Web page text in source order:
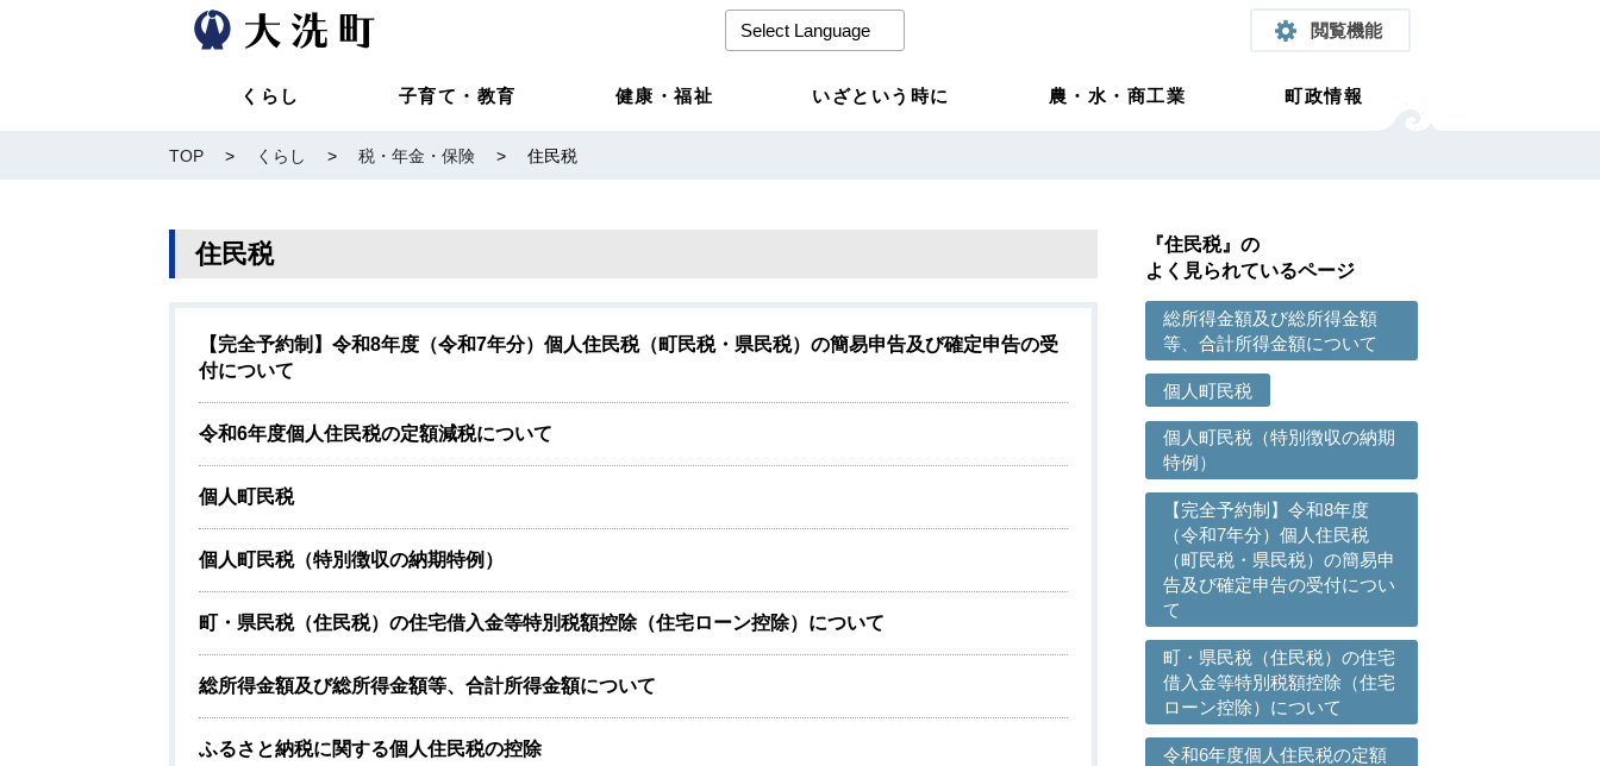
閲覧機能
くらし 子育て・教育 健康・福祉 いざという時に 農・水・商工業 町政情報
TOP > くらし > 税・年金・保険 > 住民税
住民税
【完全予約制】令和8年度（令和7年分）個人住民税（町民税・県民税）の簡易申告及び確定申告の受
付について
令和6年度個人住民税の定額減税について
個人町民税
個人町民税（特別徴収の納期特例）
町・県民税（住民税）の住宅借入金等特別税額控除（住宅ローン控除）について
総所得金額及び総所得金額等、合計所得金額について
ふるさと納税に関する個人住民税の控除
『住民税』の
よく見られているページ
総所得金額及び総所得金額
等、合計所得金額について
個人町民税
個人町民税（特別徴収の納期
特例）
【完全予約制】令和8年度
（令和7年分）個人住民税
（町民税・県民税）の簡易申
告及び確定申告の受付につい
て
町・県民税（住民税）の住宅
借入金等特別税額控除（住宅
ローン控除）について
令和6年度個人住民税の定額